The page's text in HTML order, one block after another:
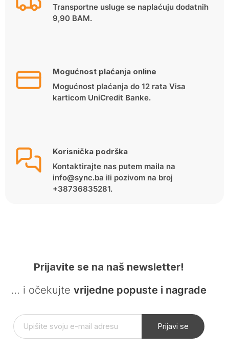
Transportne usluge se naplaćuju dodatnih
9,90 BAM.
Mogućnost plaćanja online
Mogućnost plaćanja do 12 rata Visa
karticom UniCredit Banke.
Korisnička podrška
Kontaktirajte nas putem maila na
info@sync.ba ili pozivom na broj
+38736835281.
Prijavite se na naš newsletter!
… i očekujte vrijedne popuste i nagrade
Prijavi se